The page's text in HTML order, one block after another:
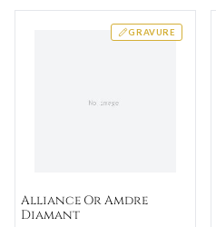
GRAVURE
Alliance Or Amdre
Diamant